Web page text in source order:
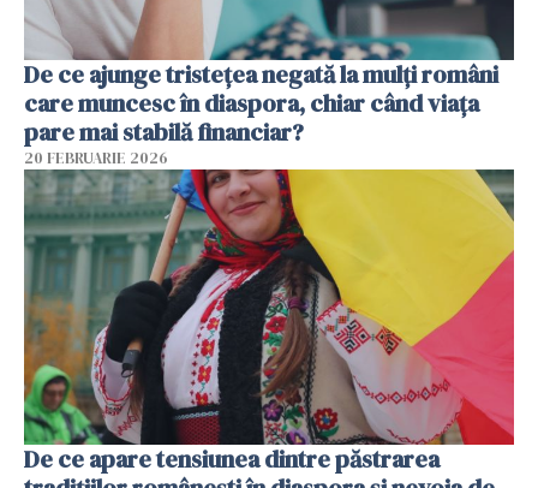
De ce ajunge tristețea negată la mulți români
care muncesc în diaspora, chiar când viața
pare mai stabilă financiar?
20 FEBRUARIE 2026
De ce apare tensiunea dintre păstrarea